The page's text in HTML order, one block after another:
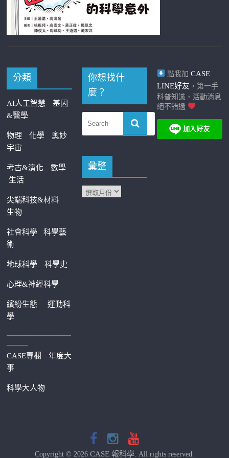
分類
AI人工智慧
基因
&醫學
物理 化學
奧妙
宇宙
考古&演化
數學
生活
尖端科技&材料
生物
社會科學科學藝
術
地球科學 科學史
心理&神經科學
繽紛生態運動科
學
—————————
———
CASE專欄
年度大
事
科學大人物
你想找什
麼？
彙整
點我加 CASE
LINE好友 ，第一手
科普知識、活動消息
絕不錯過
Copyright © 2026 CASE 報科學. All rights reserved.